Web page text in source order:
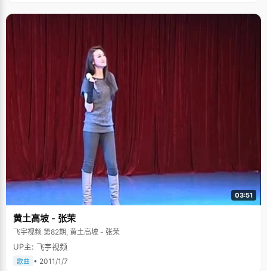
03:51
黄土高坡 - 张茉
飞宇视频 第82期, 黄土高坡 - 张茉
UP主: 飞宇视频
歌曲 • 2011/1/7